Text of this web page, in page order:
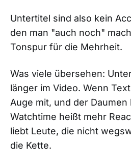
Untertitel sind also kein
den man "auch noch"
Tonspur für die Mehrheit.
Was viele übersehen:
länger im Video. Wenn
Auge mit, und der
Watchtime heißt mehr
liebt Leute, die nicht
die Kette.